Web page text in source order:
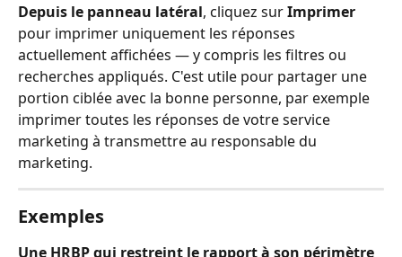
Depuis le panneau latéral, cliquez sur Imprimer
pour imprimer uniquement les réponses
actuellement affichées — y compris les filtres ou
recherches appliqués. C'est utile pour partager une
portion ciblée avec la bonne personne, par exemple
imprimer toutes les réponses de votre service
marketing à transmettre au responsable du
marketing.
Exemples
Une HRBP qui restreint le rapport à son périmètre